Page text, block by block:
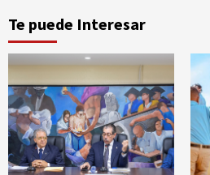
Te puede Interesar